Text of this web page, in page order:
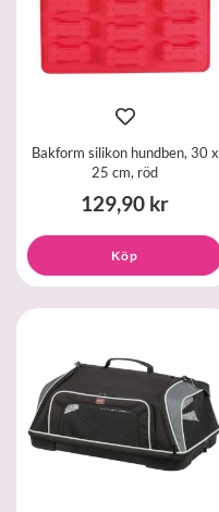
Bakform silikon hundben, 30 x
25 cm, röd
129,90 kr
Köp